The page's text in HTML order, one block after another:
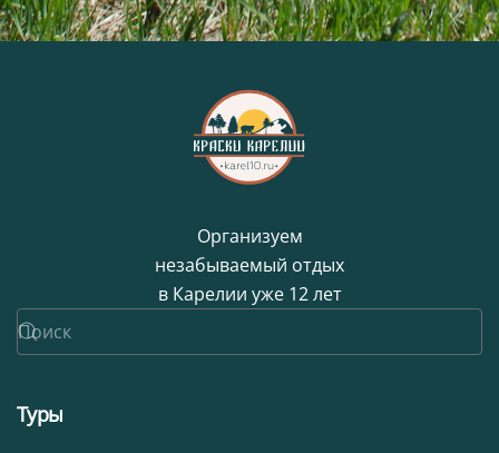
Организуем
незабываемый отдых
в Карелии уже 12 лет
Туры